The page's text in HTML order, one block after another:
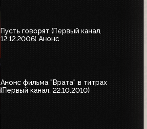
Пусть говорят (Первый канал,
12.12.2006) Анонс
Анонс фильма "Врата" в титрах
(Первый канал, 22.10.2010)